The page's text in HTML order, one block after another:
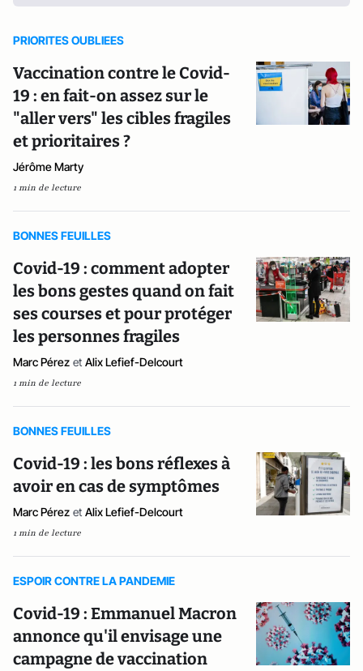
PRIORITES OUBLIEES
Vaccination contre le Covid-
19 : en fait-on assez sur le
"aller vers" les cibles fragiles
et prioritaires ?
Jérôme Marty
1 min de lecture
BONNES FEUILLES
Covid-19 : comment adopter
les bons gestes quand on fait
ses courses et pour protéger
les personnes fragiles
Marc Pérez et Alix Lefief-Delcourt
1 min de lecture
BONNES FEUILLES
Covid-19 : les bons réflexes à
avoir en cas de symptômes
Marc Pérez et Alix Lefief-Delcourt
1 min de lecture
ESPOIR CONTRE LA PANDEMIE
Covid-19 : Emmanuel Macron
annonce qu'il envisage une
campagne de vaccination